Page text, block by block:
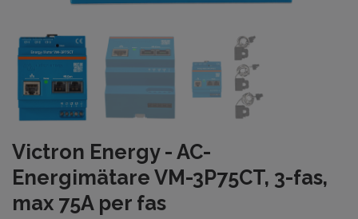
Victron Energy - AC-
Energimätare VM-3P75CT, 3-fas,
max 75A per fas